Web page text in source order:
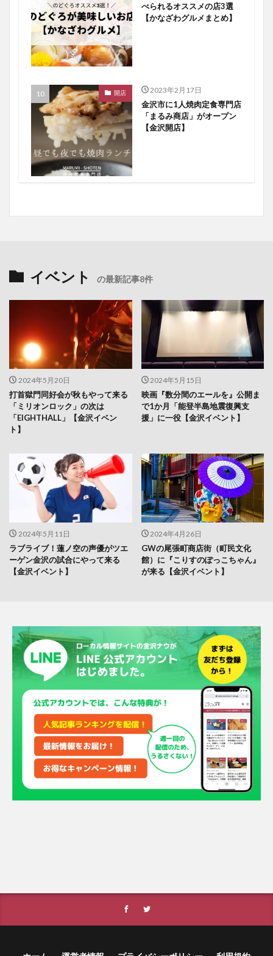
べられるオススメの店3選
【かなざわグルメまとめ】
開店 2023年2月17日
金沢市に1人焼肉定食専門店
「まるみ商店」がオープン
【金沢開店】
イベント の最新記事8件
2024年5月20日
打首獄門同好会が秋もやって来る
「ミリオンロック」の次は
「EIGHTHALL」【金沢イベン
ト】
2024年5月15日
映画『数分間のエールを』公開ま
で1か月「能登半島地震復興支
援」に一役【金沢イベント】
2024年5月11日
ラブライブ！蓮ノ空の声優がツエ
ーゲン金沢の試合にやって来る
【金沢イベント】
2024年4月26日
GWの尾張町商店街（町民文化
館）に『こりすのぽっこちゃん』
が来る【金沢イベント】